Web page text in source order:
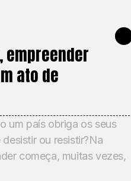
1 DE
empreender
ato de
um país obriga os seus
ou resistir?Na
começa, muitas vezes,